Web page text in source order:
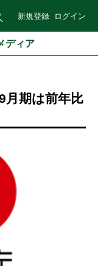
新規登録 ログイン
ディア
月期は前年比